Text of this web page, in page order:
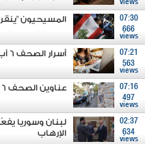
views
07:30
666
views
المسيحيون
07:21
563
views
أسرار الصحف 6 آب 2026
07:16
497
views
عناوين الصحف 6 آب 2026
02:37
634
views
لبنان وسوريا
الإرهاب